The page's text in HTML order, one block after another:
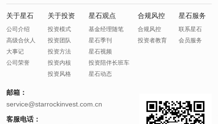
关于星石
公司介绍
高级合伙人
大事记
公司荣誉
关于投资
投资模式
投资团队
投资方法
投资内核
投资风格
星石观点
基金经理随笔
星石季刊
星石视频
投资陪伴长班车
星石动态
合规风控
合规风控
投资者教育
星石服务
联系星石
会员服务
邮箱：
service@starrockinvest.com.cn
客服电话：